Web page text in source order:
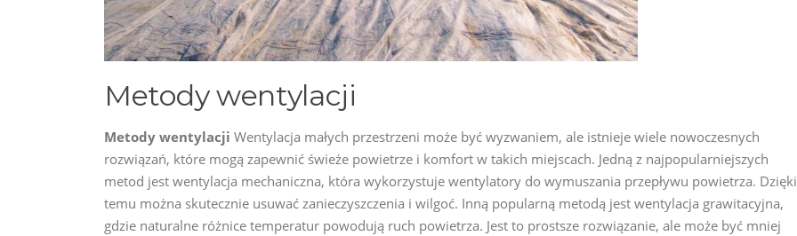
Metody wentylacji
Metody wentylacji Wentylacja małych przestrzeni może być wyzwaniem, ale istnieje wiele nowoczesnych
rozwiązań, które mogą zapewnić świeże powietrze i komfort w takich miejscach. Jedną z najpopularniejszych
metod jest wentylacja mechaniczna, która wykorzystuje wentylatory do wymuszania przepływu powietrza. Dzięki
temu można skutecznie usuwać zanieczyszczenia i wilgoć. Inną popularną metodą jest wentylacja grawitacyjna,
gdzie naturalne różnice temperatur powodują ruch powietrza. Jest to prostsze rozwiązanie, ale może być mniej